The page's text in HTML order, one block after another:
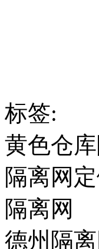
标签:
黄色仓
隔离网
隔离网
德州隔